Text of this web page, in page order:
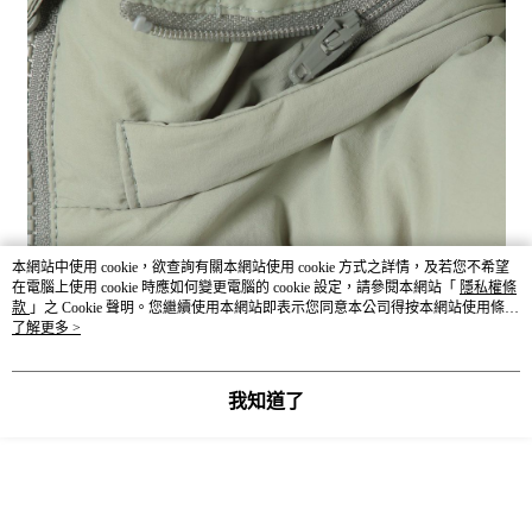
本網站中使用 cookie，欲查詢有關本網站使用 cookie 方式之詳情，及若您不希望
在電腦上使用 cookie 時應如何變更電腦的 cookie 設定，請參閱本網站「 隱私權條
款 」之 Cookie 聲明。您繼續使用本網站即表示您同意本公司得按本網站使用條款
之 Cookie 聲明使用 cookie。
了解更多 >
我知道了